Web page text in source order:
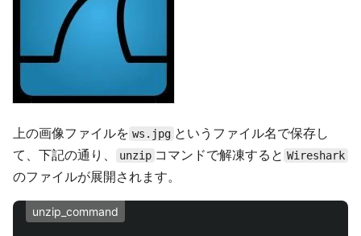
上の画像ファイルを ws.jpg というファイル名で保存し
て、下記の通り、
unzip コマンドで解凍すると Wireshark
のファイルが展開されます。
unzip_command